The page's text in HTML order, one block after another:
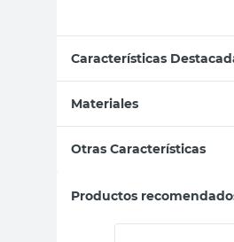
Características
Materiales
Otras Características
Productos